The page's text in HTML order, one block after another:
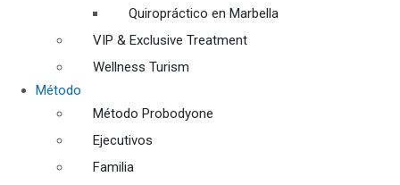
Quiropráctico en Marbella
VIP & Exclusive Treatment
Wellness Turism
Método
Método Probodyone
Ejecutivos
Familia